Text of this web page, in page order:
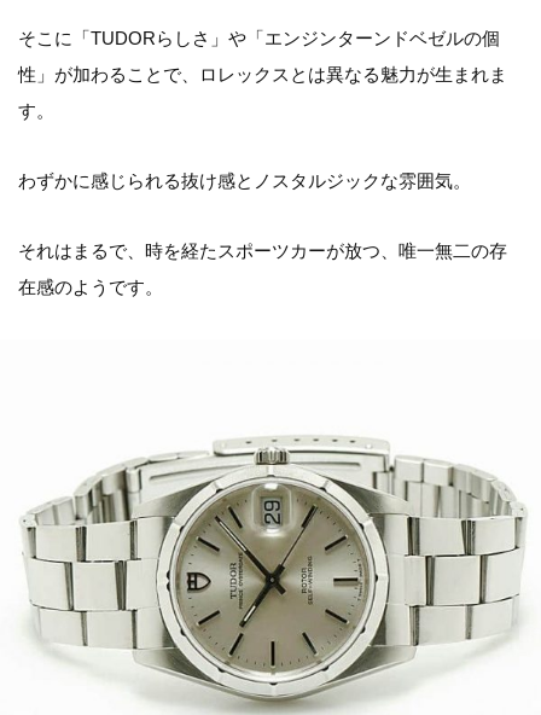
そこに「TUDORらしさ」や「エンジンターンドベゼルの個
性」が加わることで、ロレックスとは異なる魅力が生まれま
す。
わずかに感じられる抜け感とノスタルジックな雰囲気。
それはまるで、時を経たスポーツカーが放つ、唯一無二の存
在感のようです。